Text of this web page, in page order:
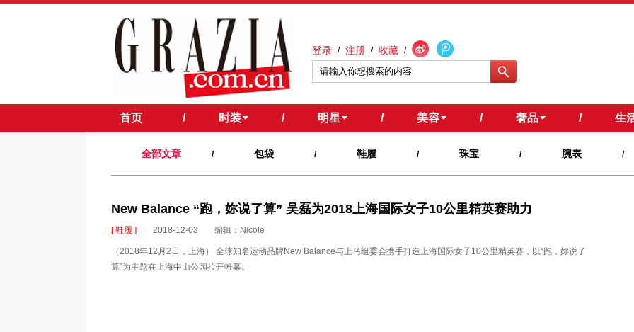
登录 / 注册 / 收藏 /
首页 / 时装 / 明星 / 美容 / 奢品 / 生
全部文章 / 包袋 / 鞋履 / 珠宝 / 腕表 /
New Balance “跑，妳说了算” 吴磊为2018上海国际女子10公里精英赛助力
[ 鞋履 ] 2018-12-03 编辑：Nicole
（2018年12月2日，上海） 全球知名运动品牌New Balance与上马组委会携手打造上海国际女子10公里精英赛，以“跑，妳说了
算”为主题在上海中山公园拉开帷幕。